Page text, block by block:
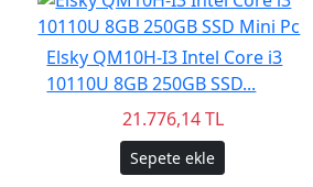
Elsky QM10H-I3 Intel Core i3
10110U 8GB 250GB SSD...
21.776,14 TL
Sepete ekle